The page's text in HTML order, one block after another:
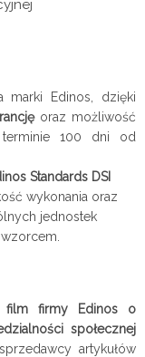
marki Edinos, dzięki
oraz możliwość
100 dni od
Standards DSI
wykonania oraz
jednostek
film firmy Edinos o
społecznej
artykułów